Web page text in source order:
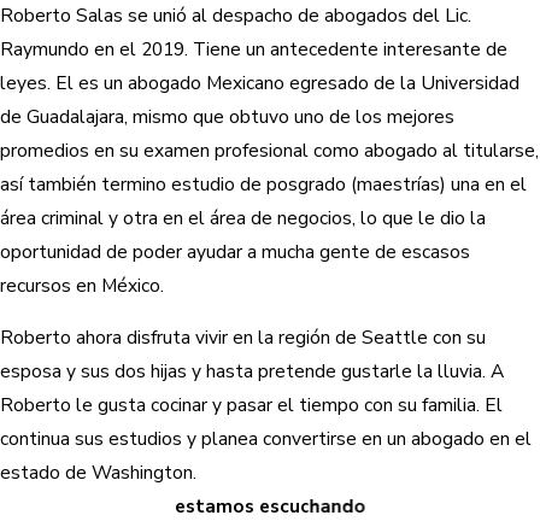
Roberto Salas se unió al despacho de abogados del Lic.
Raymundo en el 2019. Tiene un antecedente interesante de
leyes. El es un abogado Mexicano egresado de la Universidad
de Guadalajara, mismo que obtuvo uno de los mejores
promedios en su examen profesional como abogado al titularse,
así también termino estudio de posgrado (maestrías) una en el
área criminal y otra en el área de negocios, lo que le dio la
oportunidad de poder ayudar a mucha gente de escasos
recursos en México.
Roberto ahora disfruta vivir en la región de Seattle con su
esposa y sus dos hijas y hasta pretende gustarle la lluvia. A
Roberto le gusta cocinar y pasar el tiempo con su familia. El
continua sus estudios y planea convertirse en un abogado en el
estado de Washington.
estamos escuchando